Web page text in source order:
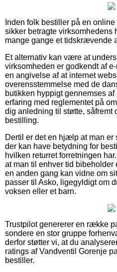
Inden folk bestiller på en
sikker betragte virksomhedens
mange gange et tidskrævende
Et alternativ kan være at
virksomheden er godkendt af
en angivelse af at internet
overensstemmelse med de
butikken hyppigt gennemses
erfaring med reglementet på
dig anledning til støtte,
bestilling.
Dertil er det en hjælp at man
der kan have betydning for
hvilken returret forretningen
at man til enhver tid bibeholder
en anden gang kan vidne om
passer til Asko, ligegyldigt om
voksen eller et barn.
Trustpilot genererer en række
sondere en stor gruppe
derfor støtter vi, at du
ratings af Vandventil Gorenje
bestiller.